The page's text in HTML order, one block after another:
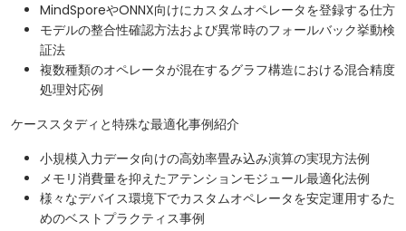
MindSporeやONNX向けにカスタムオペレータを登録する仕方
モデルの整合性確認方法および異常時のフォールバック挙動検
証法
複数種類のオペレータが混在するグラフ構造における混合精度
処理対応例
ケーススタディと特殊な最適化事例紹介
小規模入力データ向けの高効率畳み込み演算の実現方法例
メモリ消費量を抑えたアテンションモジュール最適化法例
様々なデバイス環境下でカスタムオペレータを安定運用するた
めのベストプラクティス事例